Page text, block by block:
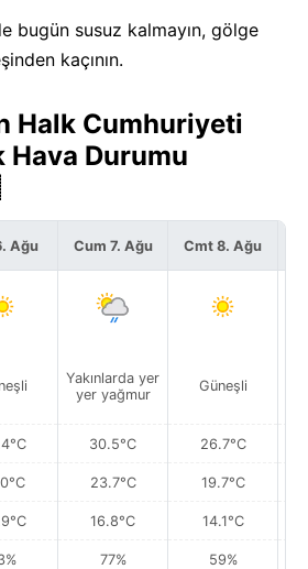
bugün susuz kalmayın, gölge
kaçının.
Halk Cumhuriyeti
Hava Durumu
Ağu Cum 7. Ağu
Yakınlarda yer
yer yağmur
30.5°C
23.7°C
16.8°C
77%
Cmt 8. Ağu
Güneşli
26.7°C
19.7°C
14.1°C
59%